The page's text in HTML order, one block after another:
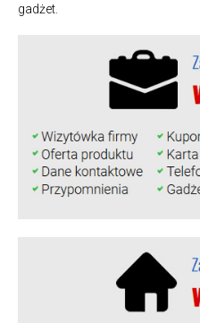
gadżet.